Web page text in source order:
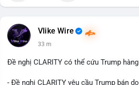
sàn giao dịch tập trung, khả năng cao
trữ dài hạn, giảm áp lực bán trước mắt.
thể có thể là tổ chức hoặc nhà đầu tư
phiên giao dịch Âu-Mỹ. Tâm lý thị
Vlike Wire
33 m
Đề nghị CLARITY có thể cứu Trump
- Đề nghị CLARITY yêu cầu Trump bán